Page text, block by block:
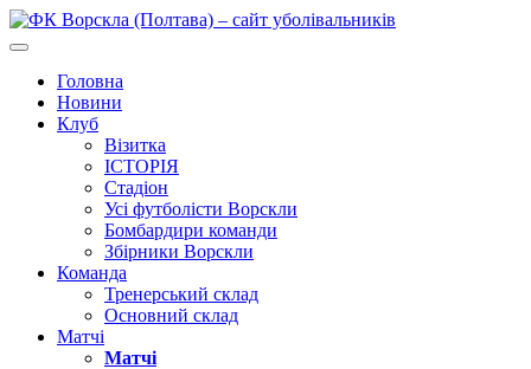
Головна
Новини
Клуб
Візитка
ІСТОРІЯ
Стадіон
Усі футболісти Ворскли
Бомбардири команди
Збірники Ворскли
Команда
Тренерський склад
Основний склад
Матчі
Матчі